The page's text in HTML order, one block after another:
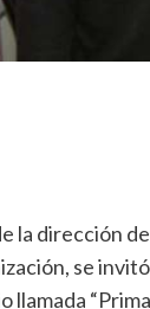
la dirección
se
llamada